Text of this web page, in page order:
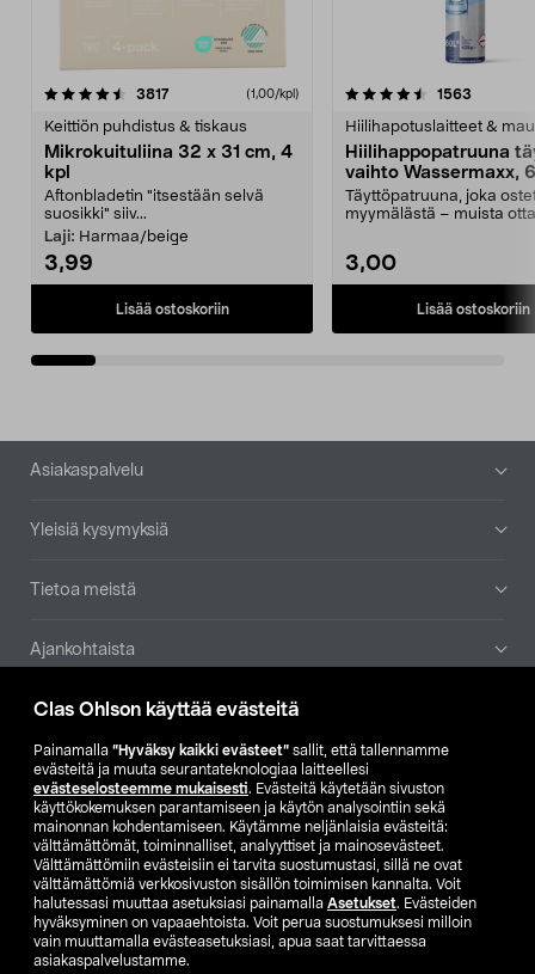
Clas Ohlson käyttää evästeitä
Painamalla ”Hyväksy kaikki evästeet” sallit, että tallennamme
evästeitä ja muuta seurantateknologiaa laitteellesi
evästeselosteemme mukaisesti. Evästeitä käytetään sivuston
käyttökokemuksen parantamiseen ja käytön analysointiin sekä
mainonnan kohdentamiseen. Käytämme neljänlaisia evästeitä:
välttämättömät, toiminnalliset, analyyttiset ja mainosevästeet.
Välttämättömiin evästeisiin ei tarvita suostumustasi, sillä ne ovat
välttämättömiä verkkosivuston sisällön toimimisen kannalta. Voit
halutessasi muuttaa asetuksiasi painamalla Asetukset. Evästeiden
hyväksyminen on vapaaehtoista. Voit perua suostumuksesi milloin
vain muuttamalla evästeasetuksiasi, apua saat tarvittaessa
asiakaspalvelustamme.
3817arvostelut (1,00/kpl)
Keittiön puhdistus & tiskaus
Mikrokuituliina 32 x 31 cm, 4
kpl
Aftonbladetin "itsestään selvä
suosikki" siiv...
Laji: Harmaa/beige
3,99
Lisää ostoskoriin
4.5viidestä
1563
Hiilihapotuslaitteet &
Hiilihappopatruuna
vaihto Wassermaxx,
Täyttöpatruuna, joka
myymälästä – muista
3,00
Lisää ostoskoriin
4.5viidestä
Alatunniste
Asiakaspalvelu
Yleisiä kysymyksiä
Tietoa meistä
Ajankohtaista
Muut yrityksemme
Etsi myymälä
SE NO FI
FI SV